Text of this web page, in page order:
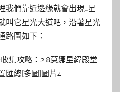
我們靠近邊緣就會出現…星
叫它星光大道吧，沿著星光
路圖如下：